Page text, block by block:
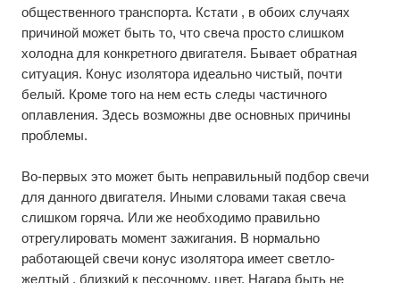
общественного транспорта. Кстати , в обоих случаях
причиной может быть то, что свеча просто слишком
холодна для конкретного двигателя. Бывает обратная
ситуация. Конус изолятора идеально чистый, почти
белый. Кроме того на нем есть следы частичного
оплавления. Здесь возможны две основных причины
проблемы.
Во-первых это может быть неправильный подбор свечи
для данного двигателя. Иными словами такая свеча
слишком горяча. Или же необходимо правильно
отрегулировать момент зажигания. В нормально
работающей свечи конус изолятора имеет светло-
желтый , близкий к песочному, цвет. Нагара быть не